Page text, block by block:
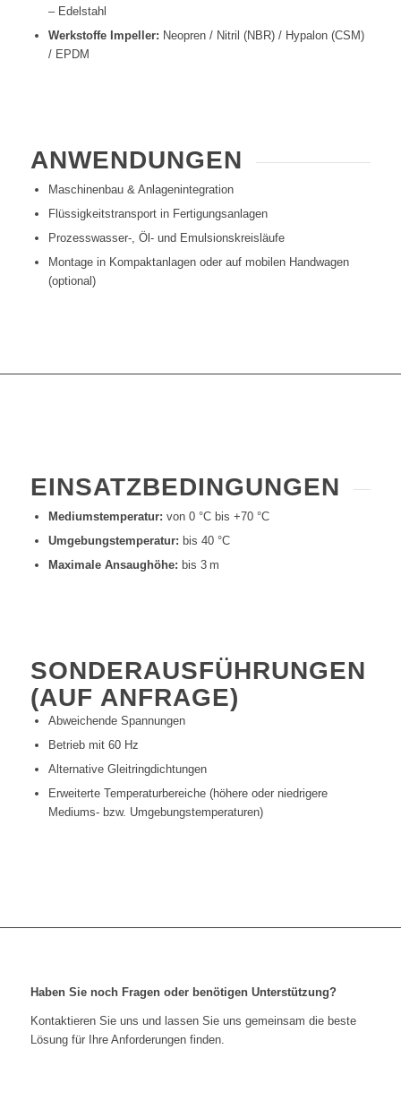
– Edelstahl
Werkstoffe Impeller: Neopren / Nitril (NBR) / Hypalon (CSM)
/ EPDM
ANWENDUNGEN
Maschinenbau & Anlagenintegration
Flüssigkeitstransport in Fertigungsanlagen
Prozesswasser-, Öl- und Emulsionskreisläufe
Montage in Kompaktanlagen oder auf mobilen Handwagen
(optional)
EINSATZBEDINGUNGEN
Mediumstemperatur: von 0 °C bis +70 °C
Umgebungstemperatur: bis 40 °C
Maximale Ansaughöhe: bis 3 m
SONDERAUSFÜHRUNGEN
(AUF ANFRAGE)
Abweichende Spannungen
Betrieb mit 60 Hz
Alternative Gleitringdichtungen
Erweiterte Temperaturbereiche (höhere oder niedrigere
Mediums- bzw. Umgebungstemperaturen)
Haben Sie noch Fragen oder benötigen Unterstützung?
Kontaktieren Sie uns und lassen Sie uns gemeinsam die beste
Lösung für Ihre Anforderungen finden.